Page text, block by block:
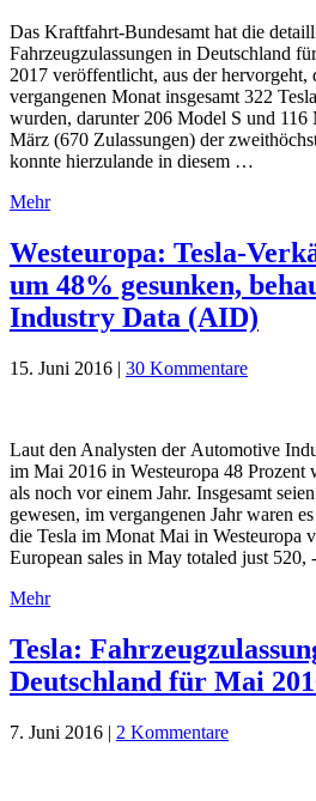
Das Kraftfahrt-Bundesamt hat die
Fahrzeugzulassungen in Deutschland
2017 veröffentlicht, aus der hervorgeht,
vergangenen Monat insgesamt 322
wurden, darunter 206 Model S und
März (670 Zulassungen) der
konnte hierzulande in diesem …
Mehr
Westeuropa: Tesla-
um 48% gesunken,
Industry Data (AID)
15. Juni 2016 | 30 Kommentare
Laut den Analysten der Automotive
im Mai 2016 in Westeuropa 48 Prozent
als noch vor einem Jahr. Insgesamt
gewesen, im vergangenen Jahr waren
die Tesla im Monat Mai in Westeuropa
European sales in May totaled just
Mehr
Tesla:
Deutschland für Mai
7. Juni 2016 | 2 Kommentare